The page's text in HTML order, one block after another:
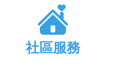
社區服務